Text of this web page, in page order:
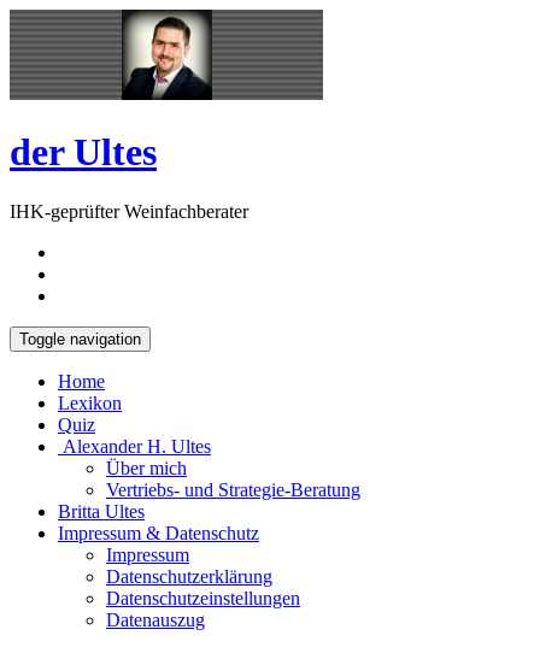
Skip
to
content
Open
Sidebar
der Ultes
IHK-geprüfter Weinfachberater
Toggle navigation
Home
Lexikon
Quiz
Alexander H. Ultes
Über mich
Vertriebs- und Strategie-Beratung
Britta Ultes
Impressum & Datenschutz
Impressum
Datenschutzerklärung
Datenschutzeinstellungen
Datenauszug